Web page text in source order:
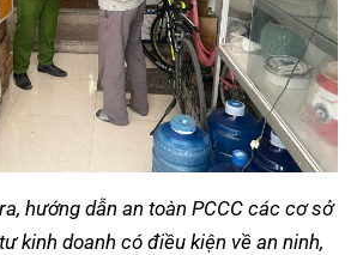
hướng dẫn an toàn PCCC các cơ sở
kinh doanh có điều kiện về an ninh,